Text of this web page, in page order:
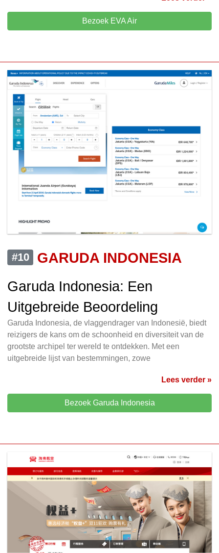
Bezoek EVA Air
#10
GARUDA INDONESIA
Garuda Indonesia: Een
Uitgebreide Beoordeling
Garuda Indonesia, de vlaggendrager van Indonesië, biedt
reizigers de kans om de schoonheid en diversiteit van de
grootste archipel ter wereld te ontdekken. Met een
uitgebreide lijst van bestemmingen, zowe
Lees verder »
Bezoek Garuda Indonesia